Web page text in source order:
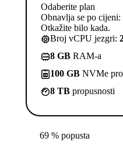
Odaberite plan
Obnavlja se po
Otkažite bilo kada.
Broj vCPU jezgri:
8 GB RAM-a
100 GB NVMe
8 TB propusnosti
69 % popusta